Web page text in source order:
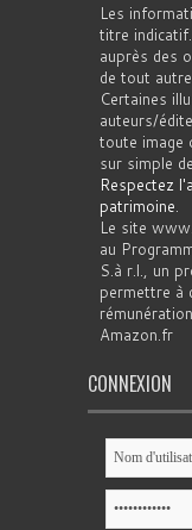
Les
titre
auprès des
de tout
Certaines
auteurs/
toute image
sur simple
Respectez
patrimoine
Le site
au
S.à r.l., un
permettre à
Amazon.fr
CONNEXION